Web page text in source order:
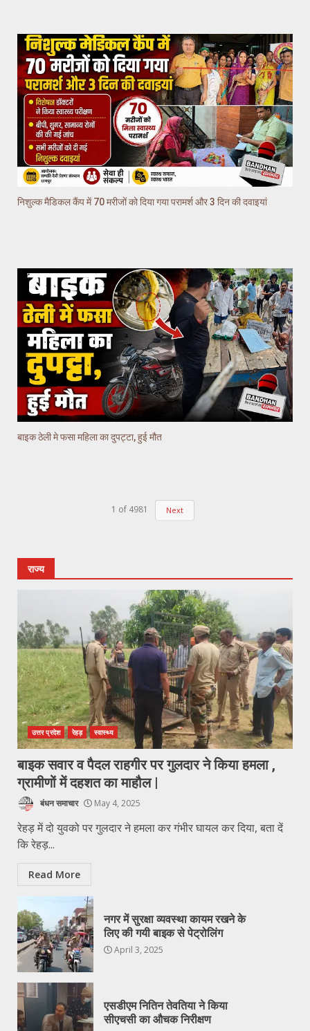
निशुल्क मैडिकल कैंप में 70 मरीजों को दिया गया परामर्श और 3 दिन की दवाइयां
बाइक ठेली मे फसा महिला का दुपट्टा, हुई मौत
1 of 4981 Next
राज्य
उत्तर प्रदेश रेहड़ स्वास्थ्य
बाइक सवार व पैदल राहगीर पर गुलदार ने किया हमला ,
ग्रामीणों में दहशत का माहौल |
बंधन समाचार May 4, 2025
रेहड़ में दो युवको पर गुलदार ने हमला कर गंभीर घायल कर दिया, बता दें
कि रेहड़...
Read More
नगर में सुरक्षा व्यवस्था कायम रखने के
लिए की गयी बाइक से पेट्रोलिंग
April 3, 2025
एसडीएम नितिन तेवतिया ने किया
सीएचसी का औचक निरीक्षण